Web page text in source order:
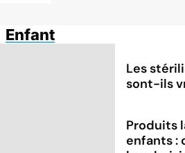
Enfant
Les
sont-ils
Produits
enfants :